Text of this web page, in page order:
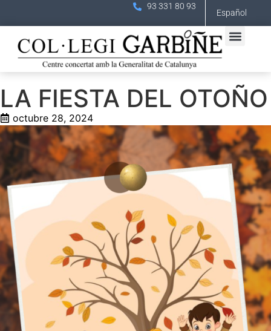
Español
93 331 80 93
LA FIESTA DEL OTOÑO
octubre 28, 2024